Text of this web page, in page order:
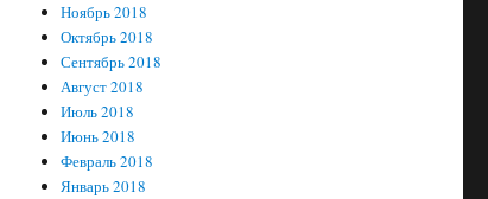
Ноябрь 2018
Октябрь 2018
Сентябрь 2018
Август 2018
Июль 2018
Июнь 2018
Февраль 2018
Январь 2018